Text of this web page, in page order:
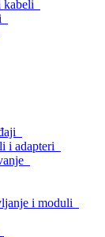
i adapteri
i moduli